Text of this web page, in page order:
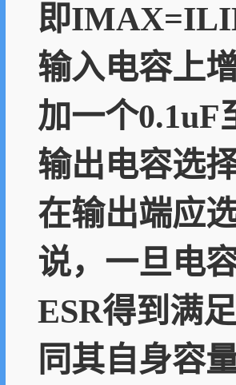
即
输入电容上
加一个0.1uF
输出电容选
在输出端应
说，一旦电
ESR得到满
同其自身容